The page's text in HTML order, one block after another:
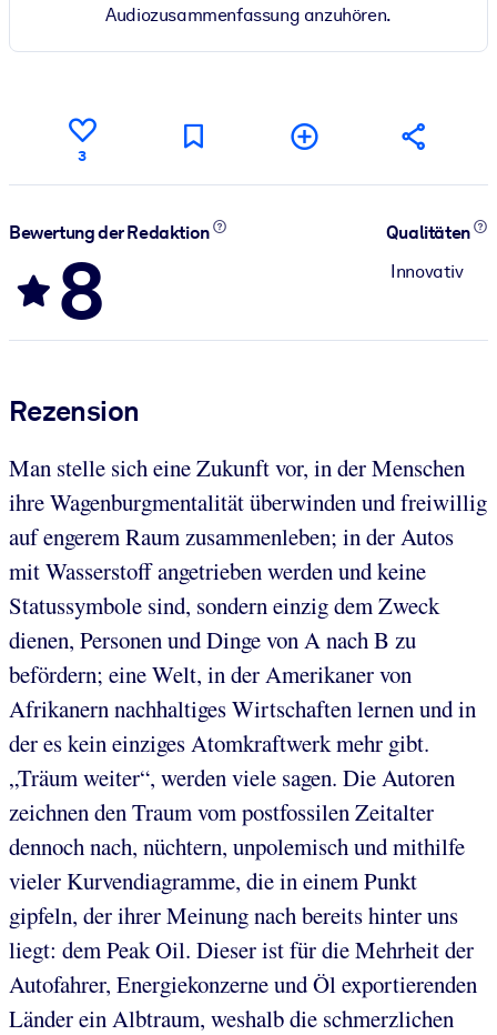
Audiozusammenfassung anzuhören.
3
Bewertung der Redaktion
8
Qualitäten
Innovativ
Rezension
Man stelle sich eine Zukunft vor, in der Menschen
ihre Wagenburgmentalität überwinden und freiwillig
auf engerem Raum zusammenleben; in der Autos
mit Wasserstoff angetrieben werden und keine
Statussymbole sind, sondern einzig dem Zweck
dienen, Personen und Dinge von A nach B zu
befördern; eine Welt, in der Amerikaner von
Afrikanern nachhaltiges Wirtschaften lernen und in
der es kein einziges Atomkraftwerk mehr gibt.
„Träum weiter“, werden viele sagen. Die Autoren
zeichnen den Traum vom postfossilen Zeitalter
dennoch nach, nüchtern, unpolemisch und mithilfe
vieler Kurvendiagramme, die in einem Punkt
gipfeln, der ihrer Meinung nach bereits hinter uns
liegt: dem Peak Oil. Dieser ist für die Mehrheit der
Autofahrer, Energiekonzerne und Öl exportierenden
Länder ein Albtraum, weshalb die schmerzlichen